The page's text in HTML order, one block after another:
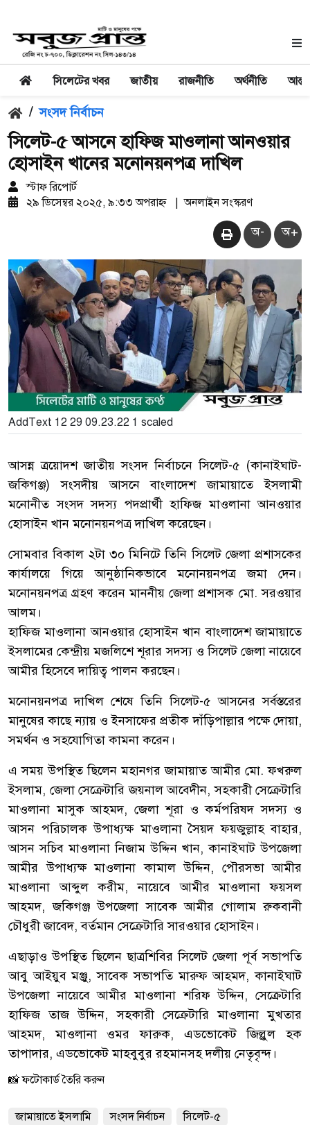
সিলেটের খবর জাতীয় রাজনীতি অর্থনীতি
/ সংসদ নির্বাচন
সিলেট-৫ আসনে হাফিজ মাওলানা আনওয়ার
হোসাইন খানের মনোনয়নপত্র দাখিল
স্টাফ রিপোর্ট
২৯ ডিসেম্বর ২০২৫, ৯:৩৩ অপরাহ্ন
অনলাইন সংস্করণ
অ- অ+
AddText 12 29 09.23.22 1 scaled
আসন্ন ত্রয়োদশ জাতীয় সংসদ নির্বাচনে সিলেট-৫ (কানাইঘাট-
জকিগঞ্জ) সংসদীয় আসনে বাংলাদেশ জামায়াতে ইসলামী
মনোনীত সংসদ সদস্য পদপ্রার্থী হাফিজ মাওলানা আনওয়ার
হোসাইন খান মনোনয়নপত্র দাখিল করেছেন।
সোমবার বিকাল ২টা ৩০ মিনিটে তিনি সিলেট জেলা প্রশাসকের
কার্যালয়ে গিয়ে আনুষ্ঠানিকভাবে মনোনয়নপত্র জমা দেন।
মনোনয়নপত্র গ্রহণ করেন মাননীয় জেলা প্রশাসক মো. সরওয়ার
আলম।
হাফিজ মাওলানা আনওয়ার হোসাইন খান বাংলাদেশ জামায়াতে
ইসলামের কেন্দ্রীয় মজলিশে শূরার সদস্য ও সিলেট জেলা নায়েবে
আমীর হিসেবে দায়িত্ব পালন করছেন।
মনোনয়নপত্র দাখিল শেষে তিনি সিলেট-৫ আসনের সর্বস্তরের
মানুষের কাছে ন্যায় ও ইনসাফের প্রতীক দাঁড়িপাল্লার পক্ষে দোয়া,
সমর্থন ও সহযোগিতা কামনা করেন।
এ সময় উপস্থিত ছিলেন মহানগর জামায়াত আমীর মো. ফখরুল
ইসলাম, জেলা সেক্রেটারি জয়নাল আবেদীন, সহকারী সেক্রেটারি
মাওলানা মাসুক আহমদ, জেলা শূরা ও কর্মপরিষদ সদস্য ও
আসন পরিচালক উপাধ্যক্ষ মাওলানা সৈয়দ ফয়জুল্লাহ বাহার,
আসন সচিব মাওলানা নিজাম উদ্দিন খান, কানাইঘাট উপজেলা
আমীর উপাধ্যক্ষ মাওলানা কামাল উদ্দিন, পৌরসভা আমীর
মাওলানা আব্দুল করীম, নায়েবে আমীর মাওলানা ফয়সল
আহমদ, জকিগঞ্জ উপজেলা সাবেক আমীর গোলাম রুকবানী
চৌধুরী জাবেদ, বর্তমান সেক্রেটারি সারওয়ার হোসাইন।
এছাড়াও উপস্থিত ছিলেন ছাত্রশিবির সিলেট জেলা পূর্ব সভাপতি
আবু আইয়ুব মঞ্জু, সাবেক সভাপতি মারুফ আহমদ, কানাইঘাট
উপজেলা নায়েবে আমীর মাওলানা শরিফ উদ্দিন, সেক্রেটারি
হাফিজ তাজ উদ্দিন, সহকারী সেক্রেটারি মাওলানা মুখতার
আহমদ, মাওলানা ওমর ফারুক, এডভোকেট জিল্লুল হক
তাপাদার, এডভোকেট মাহবুবুর রহমানসহ দলীয় নেতৃবৃন্দ।
📸 ফটোকার্ড তৈরি করুন
জামায়াতে ইসলামি সংসদ নির্বাচন সিলেট-৫